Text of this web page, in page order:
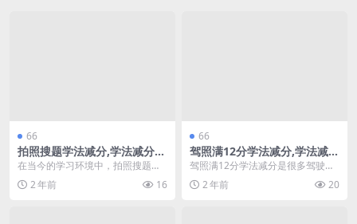
66
拍照搜题学法减分,学法减分需
要答题几次(拍照搜题学法减
分)
在当今的学习环境中，拍照搜题学
法已经成为一种流行的学习手段，
特别是在驾考和各类考...
2 年前 16
66
驾照满12分学法减分,学法减分
多长时间审核(驾驶证学法减分
多长时间可以再次申请)
驾照满12分学法减分是很多驾驶员
面临的问题。根据交通法规，驾驶
员在扣满12分后需...
2 年前 20